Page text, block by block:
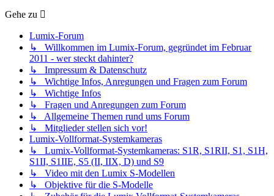
Gehe zu
Lumix-Forum
↳ Willkommen im Lumix-Forum, gegründet im Februar
2011 - wer steckt dahinter?
↳ Impressum & Datenschutz
↳ Wichtige Infos, Anregungen und Fragen zum Forum
↳ Wichtige Infos
↳ Fragen und Anregungen zum Forum
↳ Allgemeine Themen rund ums Forum
↳ Mitglieder stellen sich vor!
Lumix-Vollformat-Systemkameras
↳ Lumix-Vollformat-Systemkameras: S1R, S1RII, S1, S1H,
S1II, S1IIE, S5 (II, IIX, D) und S9
↳ Video mit den Lumix S-Modellen
↳ Objektive für die S-Modelle